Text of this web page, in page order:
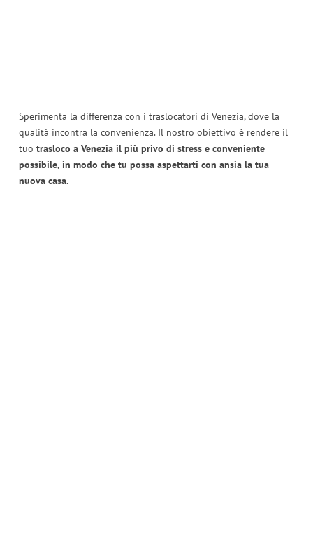
Sperimenta la differenza con i traslocatori di Venezia, dove la
qualità incontra la convenienza. Il nostro obiettivo è rendere il
tuo trasloco a Venezia il più privo di stress e conveniente
possibile, in modo che tu possa aspettarti con ansia la tua
nuova casa.